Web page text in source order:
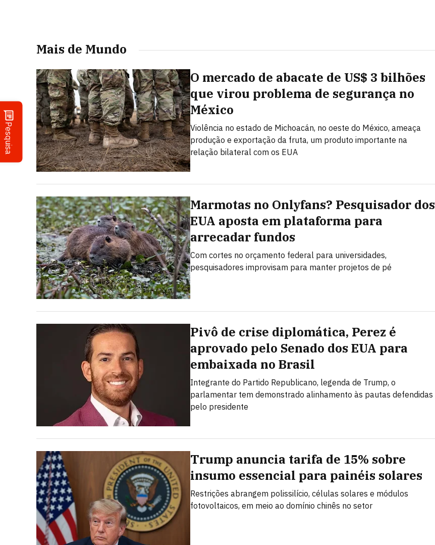
Pesquisa
Mais de Mundo
O mercado de abacate de US$ 3 bilhões
que virou problema de segurança no
México
Violência no estado de Michoacán, no oeste do México, ameaça
produção e exportação da fruta, um produto importante na
relação bilateral com os EUA
Marmotas no Onlyfans? Pesquisador dos
EUA aposta em plataforma para
arrecadar fundos
Com cortes no orçamento federal para universidades,
pesquisadores improvisam para manter projetos de pé
Pivô de crise diplomática, Perez é
aprovado pelo Senado dos EUA para
embaixada no Brasil
Integrante do Partido Republicano, legenda de Trump, o
parlamentar tem demonstrado alinhamento às pautas defendidas
pelo presidente
Trump anuncia tarifa de 15% sobre
insumo essencial para painéis solares
Restrições abrangem polissilício, células solares e módulos
fotovoltaicos, em meio ao domínio chinês no setor